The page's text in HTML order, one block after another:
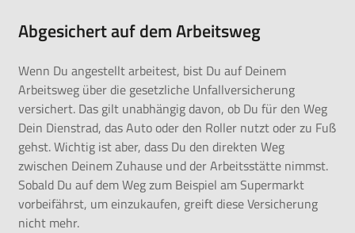
Abgesichert auf dem Arbeitsweg
Wenn Du angestellt arbeitest, bist Du auf Deinem
Arbeitsweg über die gesetzliche Unfallversicherung
versichert. Das gilt unabhängig davon, ob Du für den Weg
Dein Dienstrad, das Auto oder den Roller nutzt oder zu Fuß
gehst. Wichtig ist aber, dass Du den direkten Weg
zwischen Deinem Zuhause und der Arbeitsstätte nimmst.
Sobald Du auf dem Weg zum Beispiel am Supermarkt
vorbeifährst, um einzukaufen, greift diese Versicherung
nicht mehr.